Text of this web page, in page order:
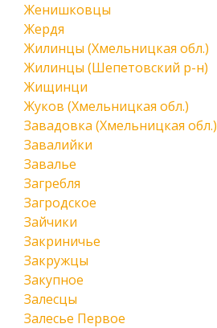
Женишковцы
Жердя
Жилинцы (Хмельницкая обл.)
Жилинцы (Шепетовский р-н)
Жищинци
Жуков (Хмельницкая обл.)
Завадовка (Хмельницкая обл.)
Завалийки
Завалье
Загребля
Загродское
Зайчики
Закриничье
Закружцы
Закупное
Залесцы
Залесье Первое